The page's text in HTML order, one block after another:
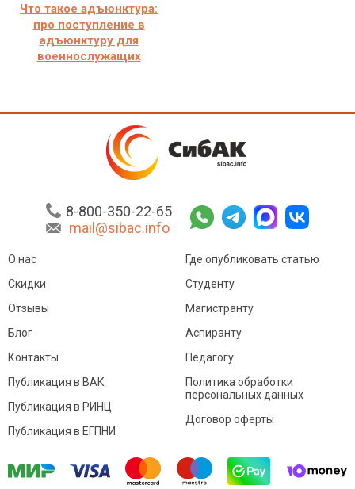
Что такое адъюнктура:
про поступление в
адъюнктуру для
военнослужащих
8-800-350-22-65
mail@sibac.info
О нас
Скидки
Отзывы
Блог
Контакты
Где опубликовать статью
Студенту
Магистранту
Аспиранту
Педагогу
Публикация в ВАК
Публикация в РИНЦ
Публикация в ЕГПНИ
Политика обработки
персональных данных
Договор оферты